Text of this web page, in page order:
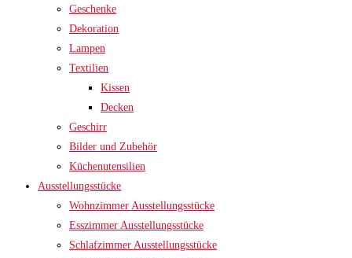
Geschenke
Dekoration
Lampen
Textilien
Kissen
Decken
Geschirr
Bilder und Zubehör
Küchenutensilien
Ausstellungsstücke
Wohnzimmer Ausstellungsstücke
Esszimmer Ausstellungsstücke
Schlafzimmer Ausstellungsstücke